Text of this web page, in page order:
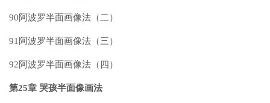
90阿波罗半面画像法（二）
91阿波罗半面画像法（三）
92阿波罗半面画像法（四）
第25章 哭孩半面像画法